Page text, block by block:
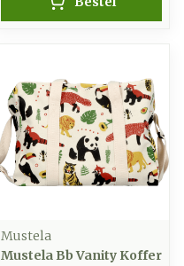
Mustela
Mustela Bb Vanity Koffer